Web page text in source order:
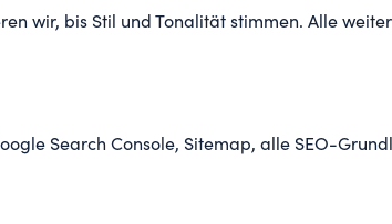
wir, bis Stil und Tonalität stimmen. Alle
Search Console, Sitemap, alle SEO-